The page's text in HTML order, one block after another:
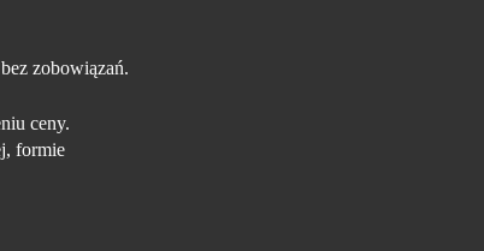
zobowiązań.
ceny.
formie